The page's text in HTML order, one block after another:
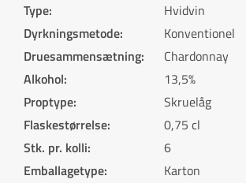
Type:
Hvidvin
Dyrkningsmetode:
Konventionel
Druesammensætning:
Chardonnay
Alkohol:
13,5%
Proptype:
Skruelåg
Flaskestørrelse:
0,75 cl
Stk. pr. kolli:
6
Emballagetype:
Karton